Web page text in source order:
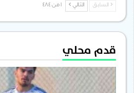
السابق التالي
قدم محلي